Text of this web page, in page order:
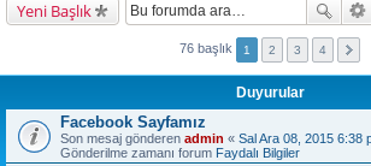
Yeni Başlık
76 başlık 1 2 3 4
Duyurular
Facebook Sayfamız
Son mesaj gönderen admin « Sal Ara 08, 2015 6:38
Gönderilme zamanı forum Faydalı Bilgiler